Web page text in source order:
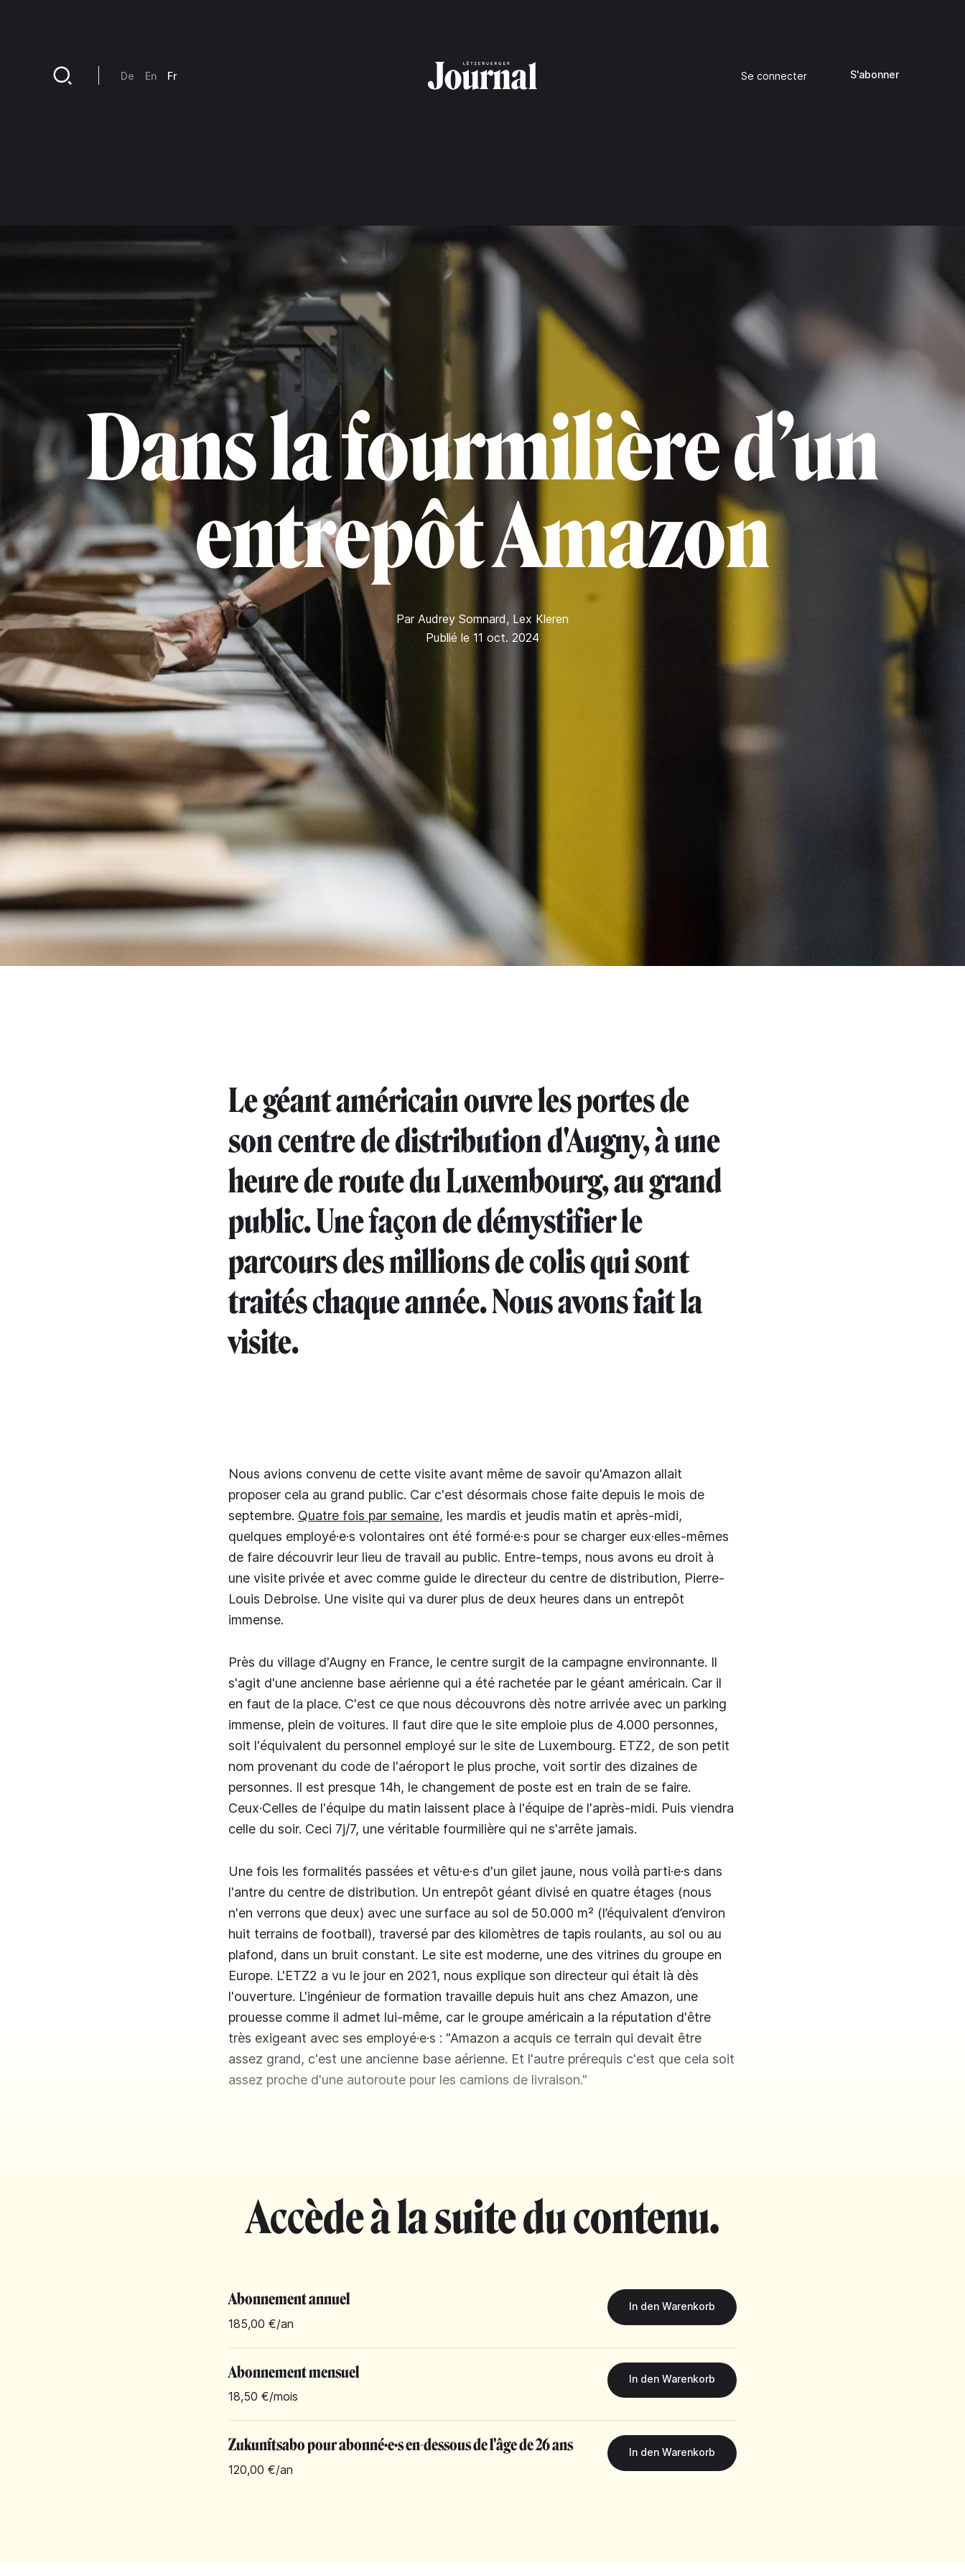
Se connecter S'abonner
De En Fr
Dans la fourmilière d’un
entrepôt Amazon
Par Audrey Somnard, Lex Kleren
Publié le 11 oct. 2024
Le géant américain ouvre les portes de
son centre de distribution d'Augny, à une
heure de route du Luxembourg, au grand
public. Une façon de démystifier le
parcours des millions de colis qui sont
traités chaque année. Nous avons fait la
visite.
Nous avions convenu de cette visite avant même de savoir qu'Amazon allait
proposer cela au grand public. Car c'est désormais chose faite depuis le mois de
septembre. Quatre fois par semaine, les mardis et jeudis matin et après-midi,
quelques employé·e·s volontaires ont été formé·e·s pour se charger eux·elles-mêmes
de faire découvrir leur lieu de travail au public. Entre-temps, nous avons eu droit à
une visite privée et avec comme guide le directeur du centre de distribution, Pierre-
Louis Debroise. Une visite qui va durer plus de deux heures dans un entrepôt
immense.
Près du village d'Augny en France, le centre surgit de la campagne environnante. Il
s'agit d'une ancienne base aérienne qui a été rachetée par le géant américain. Car il
en faut de la place. C'est ce que nous découvrons dès notre arrivée avec un parking
immense, plein de voitures. Il faut dire que le site emploie plus de 4.000 personnes,
soit l'équivalent du personnel employé sur le site de Luxembourg. ETZ2, de son petit
nom provenant du code de l'aéroport le plus proche, voit sortir des dizaines de
personnes. Il est presque 14h, le changement de poste est en train de se faire.
Ceux·Celles de l'équipe du matin laissent place à l'équipe de l'après-midi. Puis viendra
celle du soir. Ceci 7j/7, une véritable fourmilière qui ne s'arrête jamais.
Une fois les formalités passées et vêtu·e·s d'un gilet jaune, nous voilà parti·e·s dans
l'antre du centre de distribution. Un entrepôt géant divisé en quatre étages (nous
n'en verrons que deux) avec une surface au sol de 50.000 m² (l’équivalent d’environ
huit terrains de football), traversé par des kilomètres de tapis roulants, au sol ou au
plafond, dans un bruit constant. Le site est moderne, une des vitrines du groupe en
Europe. L'ETZ2 a vu le jour en 2021, nous explique son directeur qui était là dès
l'ouverture. L'ingénieur de formation travaille depuis huit ans chez Amazon, une
prouesse comme il admet lui-même, car le groupe américain a la réputation d'être
très exigeant avec ses employé·e·s : "Amazon a acquis ce terrain qui devait être
assez grand, c'est une ancienne base aérienne. Et l'autre prérequis c'est que cela soit
assez proche d'une autoroute pour les camions de livraison."
Accède à la suite du contenu.
Abonnement annuel
185,00 €/an
Abonnement mensuel
18,50 €/mois
Zukunftsabo pour abonné·e·s en-dessous de l'âge de 26 ans
120,00 €/an